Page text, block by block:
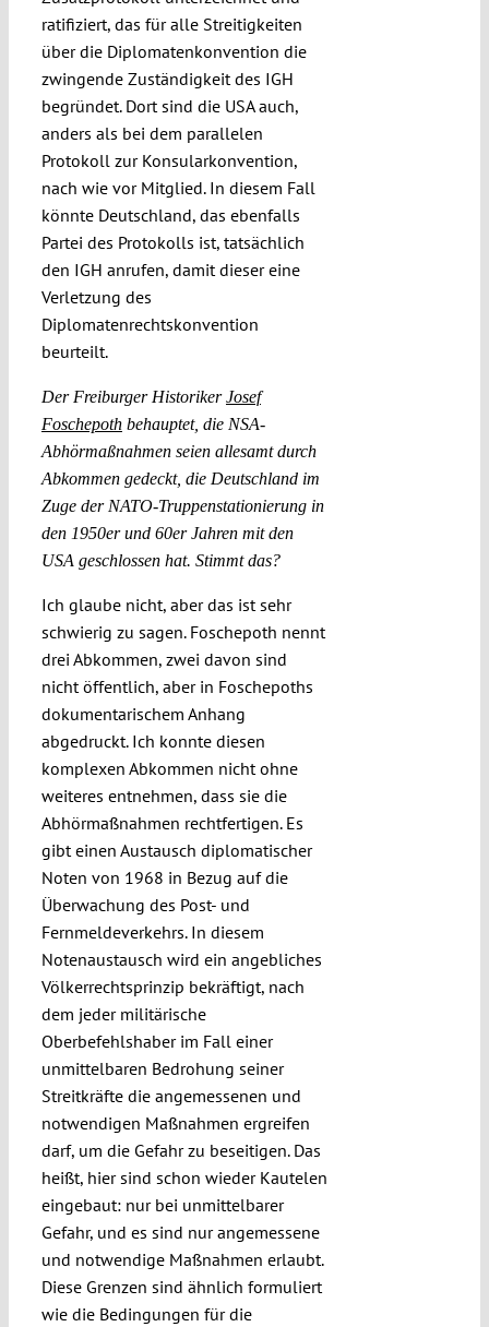
ratifiziert, das für alle Streitigkeiten
über die Diplomatenkonvention die
zwingende Zuständigkeit des IGH
begründet. Dort sind die USA auch,
anders als bei dem parallelen
Protokoll zur Konsularkonvention,
nach wie vor Mitglied. In diesem Fall
könnte Deutschland, das ebenfalls
Partei des Protokolls ist, tatsächlich
den IGH anrufen, damit dieser eine
Verletzung des
Diplomatenrechtskonvention
beurteilt.
Der Freiburger HistorikerJosef
Foschepothbehauptet, die NSA-
Abhörmaßnahmen seien allesamt durch
Abkommen gedeckt, die Deutschland im
Zuge der NATO-Truppenstationierung in
den 1950er und 60er Jahren mit den
USA geschlossen hat. Stimmt das?
Ich glaube nicht, aber das ist sehr
schwierig zu sagen. Foschepoth nennt
drei Abkommen, zwei davon sind
nicht öffentlich, aber in Foschepoths
dokumentarischem Anhang
abgedruckt. Ich konnte diesen
komplexen Abkommen nicht ohne
weiteres entnehmen, dass sie die
Abhörmaßnahmen rechtfertigen. Es
gibt einen Austausch diplomatischer
Noten von 1968 in Bezug auf die
Überwachung des Post- und
Fernmeldeverkehrs. In diesem
Notenaustausch wird ein angebliches
Völkerrechtsprinzip bekräftigt, nach
dem jeder militärische
Oberbefehlshaber im Fall einer
unmittelbaren Bedrohung seiner
Streitkräfte die angemessenen und
notwendigen Maßnahmen ergreifen
darf, um die Gefahr zu beseitigen. Das
heißt, hier sind schon wieder Kautelen
eingebaut: nur bei unmittelbarer
Gefahr, und es sind nur angemessene
und notwendige Maßnahmen erlaubt.
Diese Grenzen sind ähnlich formuliert
wie die Bedingungen für die